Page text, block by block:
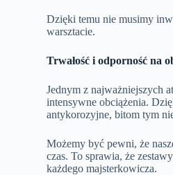
Dzięki temu nie musimy
warsztacie.
Trwałość i odporność na
Jednym z najważniejszych
intensywne obciążenia.
antykorozyjne, bitom tym
Możemy być pewni, że
czas. To sprawia, że
każdego majsterkowicza.